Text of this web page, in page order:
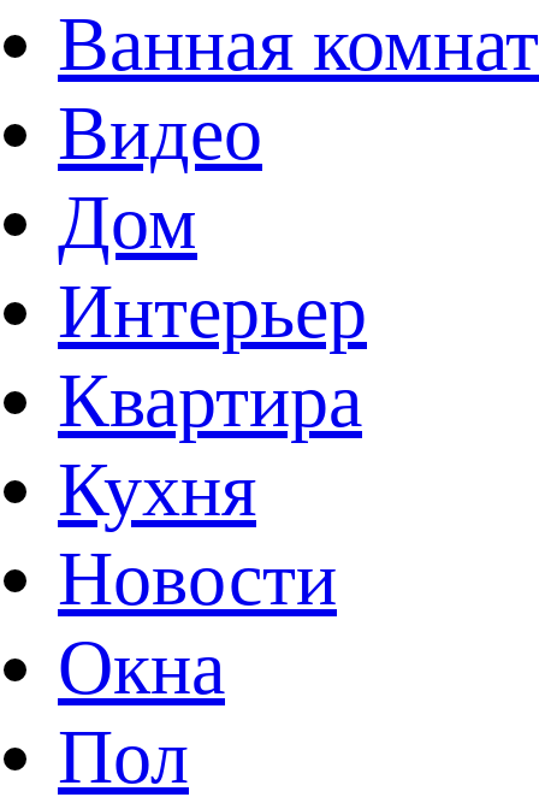
Ванная
Видео
Дом
Интерьер
Квартира
Кухня
Новости
Окна
Пол